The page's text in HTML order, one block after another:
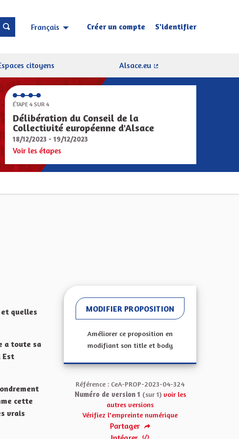
Français Choisir la langue Sprache wählen
Créer un compte S'identifier
citoyens
Alsace.eu
ÉTAPE 4 SUR 4
Délibération du Conseil de la
Collectivité européenne d'Alsace
18/12/2023 - 19/12/2023
Voir les étapes
et quelles
a toute sa
Est
cette
vrais
MODIFIER PROPOSITION
Améliorer ce proposition en
modifiant son title et body
Référence : CeA-PROP-2023-04-324
Numéro de version 1 (sur 1) voir les
autres versions
Vérifiez l'empreinte numérique
Partager